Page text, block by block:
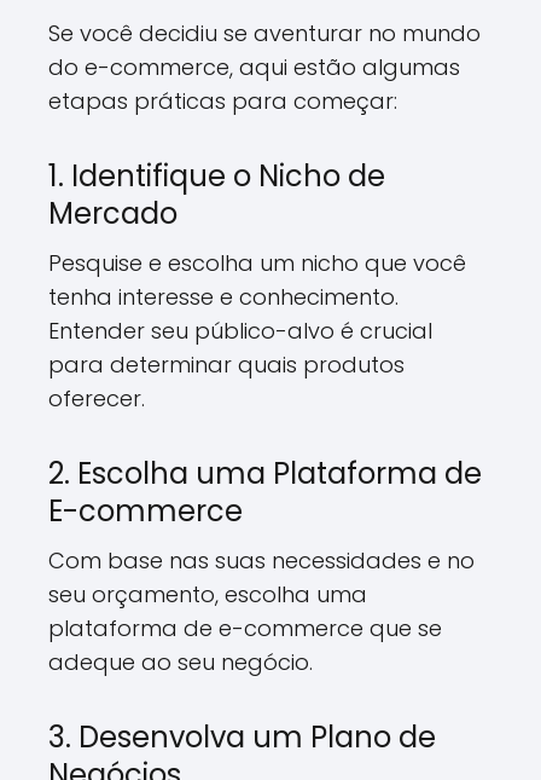
Se você decidiu se aventurar no mundo
do e-commerce, aqui estão algumas
etapas práticas para começar:
1. Identifique o Nicho de
Mercado
Pesquise e escolha um nicho que você
tenha interesse e conhecimento.
Entender seu público-alvo é crucial
para determinar quais produtos
oferecer.
2. Escolha uma Plataforma de
E-commerce
Com base nas suas necessidades e no
seu orçamento, escolha uma
plataforma de e-commerce que se
adeque ao seu negócio.
3. Desenvolva um Plano de